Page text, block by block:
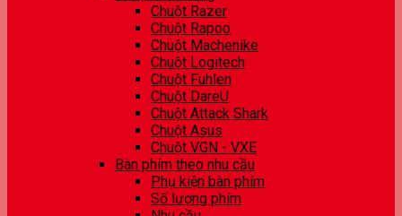
Chuột Razer
Chuột Rapoo
Chuột Machenike
Chuột Logitech
Chuột Fuhlen
Chuột DareU
Chuột Attack Shark
Chuột Asus
Chuột VGN - VXE
Bàn phím theo nhu cầu
Phụ kiện bàn phím
Số lượng phím